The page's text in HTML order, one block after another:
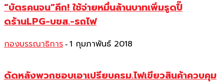
“บัตรคนจน”คึก! ใช้จ่ายหมื่นล้านบาทเพิ่มรูดปื๊
ดร้านLPG-บขส.-รถไฟ
กองบรรณาธิการ - 1 กุมภาพันธ์ 2018
ดัดหลังพวกชอบเอาเปรียบครม.ไฟเขียวสินค้าควบคุม